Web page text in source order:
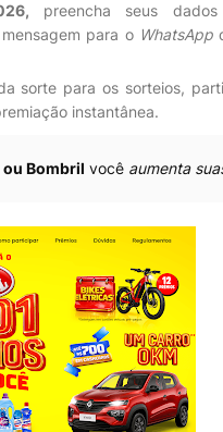
preencha seus
para o WhatsApp
sorte para os sorteios,
instantânea.
Bombril vocêaumenta